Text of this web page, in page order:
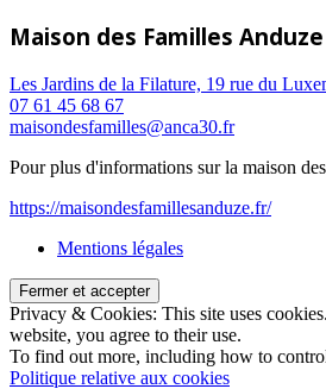
Maison des Familles Anduze
Les Jardins de la Filature, 19 rue du
07 61 45 68 67
maisondesfamilles@anca30.fr
Pour plus d'informations sur la maison
https://maisondesfamillesanduze.fr/
Mentions légales
Privacy & Cookies: This site uses
website, you agree to their use.
To find out more, including how to
Politique relative aux cookies